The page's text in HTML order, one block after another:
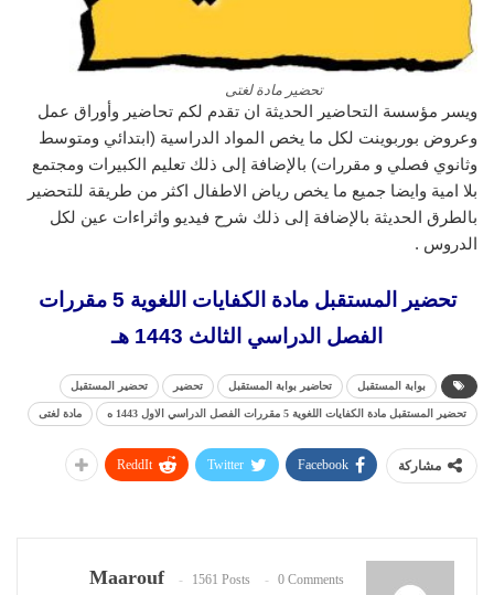
تحضير مادة لغتى
ويسر مؤسسة التحاضير الحديثة ان تقدم لكم تحاضير وأوراق عمل
وعروض بوربوينت لكل ما يخص المواد الدراسية (ابتدائي ومتوسط
وثانوي فصلي و مقررات) بالإضافة إلى ذلك تعليم الكبيرات ومجتمع
بلا امية وايضا جميع ما يخص رياض الاطفال اكثر من طريقة للتحضير
بالطرق الحديثة بالإضافة إلى ذلك شرح فيديو واثراءات عين لكل
الدروس .
تحضير المستقبل مادة الكفايات اللغوية 5 مقررات
الفصل الدراسي الثالث 1443 هـ
بوابة المستقبل تحاضير بوابة المستقبل تحضير تحضير المستقبل
تحضير المستقبل مادة الكفايات اللغوية 5 مقررات الفصل الدراسي الاول 1443 ه مادة لغتى
مشاركة Facebook
Twitter
ReddIt
Maarouf 1561 Posts 0 Comments